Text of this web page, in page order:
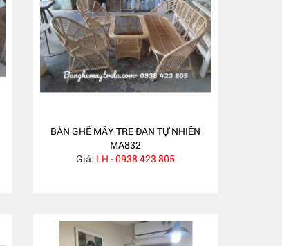
BÀN GHẾ MÂY TRE ĐAN TỰ NHIÊN
MA832
Giá: LH - 0938 423 805